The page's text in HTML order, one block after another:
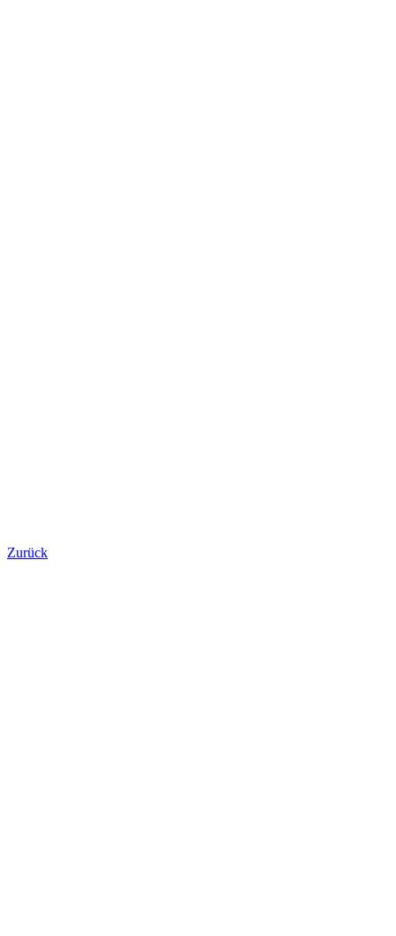
Zurück